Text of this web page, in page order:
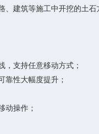
筑等施工中开挖的土石
支持任意移动方式；
性大幅度提升；
操作；